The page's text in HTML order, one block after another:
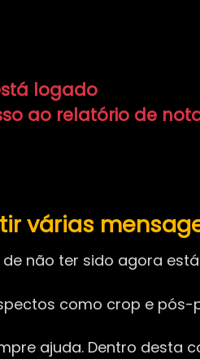
logado
ao relatório de
várias
não ter sido agora
como crop e
ajuda. Dentro desta